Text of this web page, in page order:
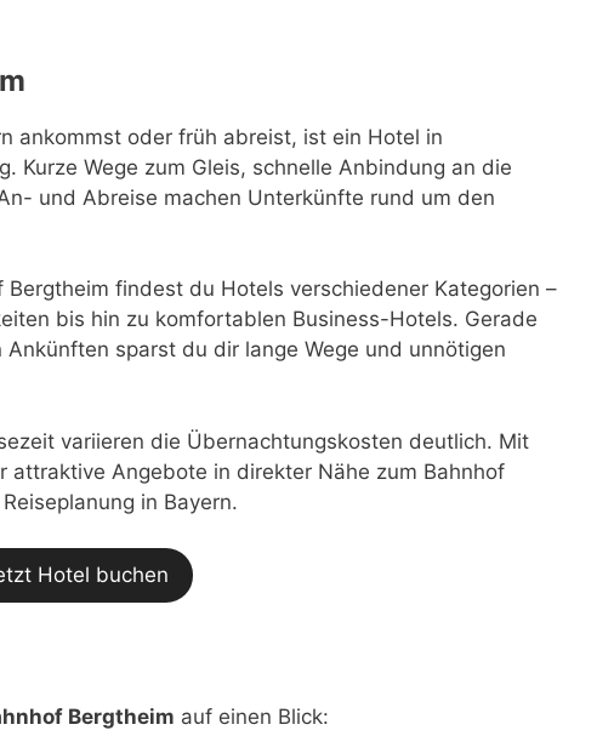
ankommst oder früh abreist, ist ein Hotel in
Kurze Wege zum Gleis, schnelle Anbindung an die
und Abreise machen Unterkünfte rund um den
findest du Hotels verschiedener Kategorien –
bis hin zu komfortablen Business-Hotels. Gerade
sparst du dir lange Wege und unnötigen
variieren die Übernachtungskosten deutlich. Mit
attraktive Angebote in direkter Nähe zum Bahnhof
in Bayern.
Hotel buchen
Bergtheim auf einen Blick: